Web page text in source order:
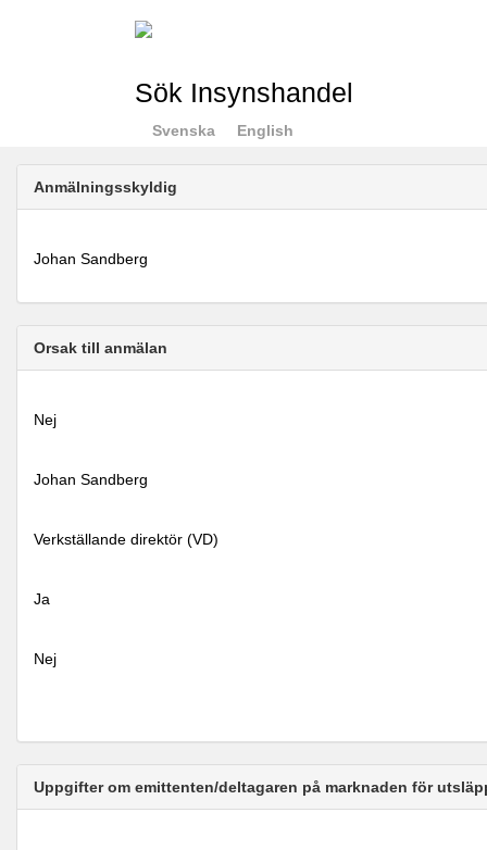
Sök Insynshandel
Svenska English
Anmälningsskyldig
Johan Sandberg
Orsak till anmälan
Nej
Johan Sandberg
Verkställande direktör (VD)
Ja
Nej
Uppgifter om emittenten/deltagaren på marknaden för